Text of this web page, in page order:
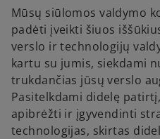
Mūsų siūlomos valdymo
padėti įveikti šiuos
verslo ir technologijų
kartu su jumis, siekdami
trukdančias jūsų verslo
Pasitelkdami didelę
apibrėžti ir įgyvendinti
technologijas, skirtas